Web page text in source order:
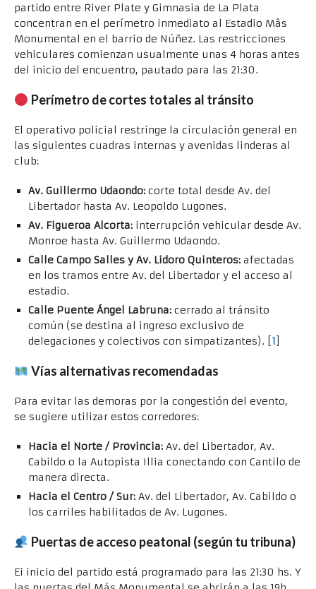
partido entre River Plate y Gimnasia de La Plata
concentran en el perímetro inmediato al Estadio Mâs
Monumental en el barrio de Núñez. Las restricciones
vehiculares comienzan usualmente unas 4 horas antes
del inicio del encuentro, pautado para las 21:30.
Perímetro de cortes totales al tránsito
El operativo policial restringe la circulación general en
las siguientes cuadras internas y avenidas linderas al
club:
Av. Guillermo Udaondo: corte total desde Av. del
Libertador hasta Av. Leopoldo Lugones.
Av. Figueroa Alcorta: interrupción vehicular desde Av.
Monroe hasta Av. Guillermo Udaondo.
Calle Campo Salles y Av. Lidoro Quinteros: afectadas
en los tramos entre Av. del Libertador y el acceso al
estadio.
Calle Puente Ángel Labruna: cerrado al tránsito
común (se destina al ingreso exclusivo de
delegaciones y colectivos con simpatizantes). [ 1
Vías alternativas recomendadas
Para evitar las demoras por la congestión del evento,
se sugiere utilizar estos corredores:
Hacia el Norte / Provincia: Av. del Libertador, Av.
Cabildo o la Autopista Illia conectando con Cantilo de
manera directa.
Hacia el Centro / Sur: Av. del Libertador, Av. Cabildo o
los carriles habilitados de Av. Lugones.
Puertas de acceso peatonal (según tu tribuna)
Ei inicio del partido está programado para las 21:30 hs. Y